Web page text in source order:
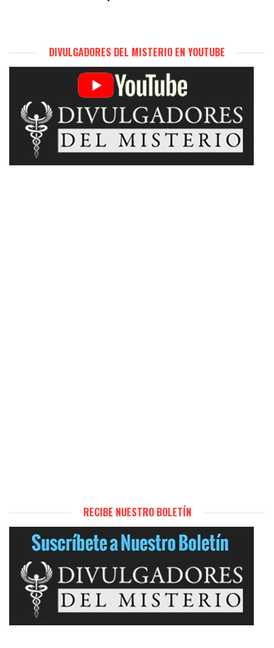
DIVULGADORES DEL MISTERIO EN YOUTUBE
RECIBE NUESTRO BOLETÍN